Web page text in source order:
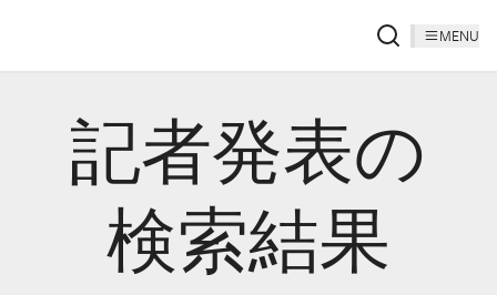
MENU
記者発表の
検索結果